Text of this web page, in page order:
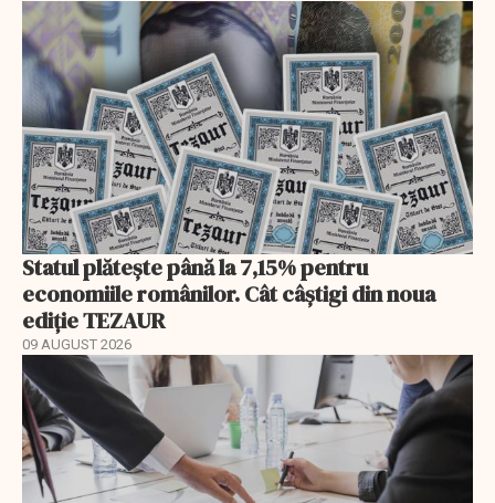
Statul plătește până la 7,15% pentru
economiile românilor. Cât câștigi din noua
ediție TEZAUR
09 AUGUST 2026